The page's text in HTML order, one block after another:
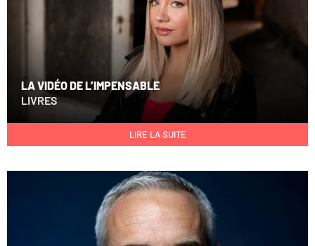
LA VIDÉO DE L’IMPENSABLE
LIVRES
LIRE LA SUITE